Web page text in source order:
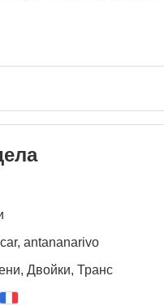
antananarivo
Двойки, Транс